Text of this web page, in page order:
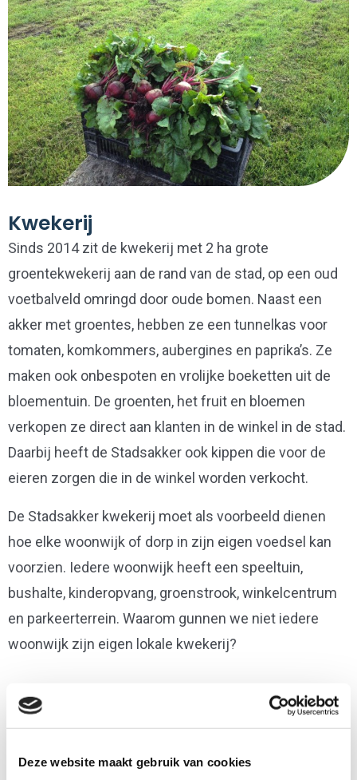
Deze website maakt gebruik van cookies
Kwekerij
Sinds 2014 zit de kwekerij met 2 ha grote
groentekwekerij aan de rand van de stad, op een oud
voetbalveld omringd door oude bomen. Naast een
akker met groentes, hebben ze een tunnelkas voor
tomaten, komkommers, aubergines en paprika’s. Ze
maken ook onbespoten en vrolijke boeketten uit de
bloementuin. De groenten, het fruit en bloemen
verkopen ze direct aan klanten in de winkel in de stad.
Daarbij heeft de Stadsakker ook kippen die voor de
eieren zorgen die in de winkel worden verkocht.
De Stadsakker kwekerij moet als voorbeeld dienen
hoe elke woonwijk of dorp in zijn eigen voedsel kan
voorzien. Iedere woonwijk heeft een speeltuin,
bushalte, kinderopvang, groenstrook, winkelcentrum
en parkeerterrein. Waarom gunnen we niet iedere
woonwijk zijn eigen lokale kwekerij?